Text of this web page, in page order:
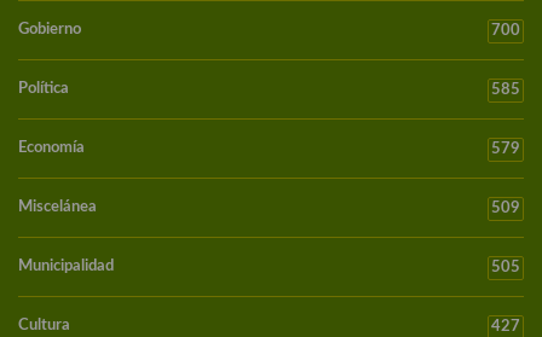
Gobierno 700
Política 585
Economía 579
Miscelánea 509
Municipalidad 505
Cultura 427